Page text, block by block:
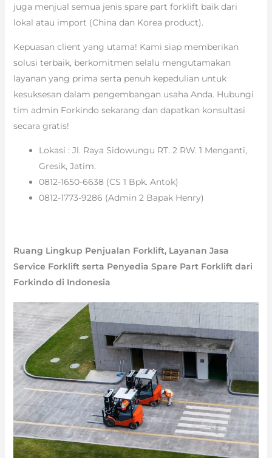
juga menjual semua jenis spare part forklift baik dari
lokal atau import (China dan Korea product).
Kepuasan client yang utama! Kami siap memberikan
solusi terbaik, berkomitmen selalu mengutamakan
layanan yang prima serta penuh kepedulian untuk
kesuksesan dalam pengembangan usaha Anda. Hubungi
tim admin Forkindo sekarang dan dapatkan konsultasi
secara gratis!
Lokasi : Jl. Raya Sidowungu RT. 2 RW. 1 Menganti,
Gresik, Jatim.
0812-1650-6638 (CS 1 Bpk. Antok)
0812-1773-9286 (Admin 2 Bapak Henry)
Ruang Lingkup Penjualan Forklift, Layanan Jasa
Service Forklift serta Penyedia Spare Part Forklift dari
Forkindo di Indonesia